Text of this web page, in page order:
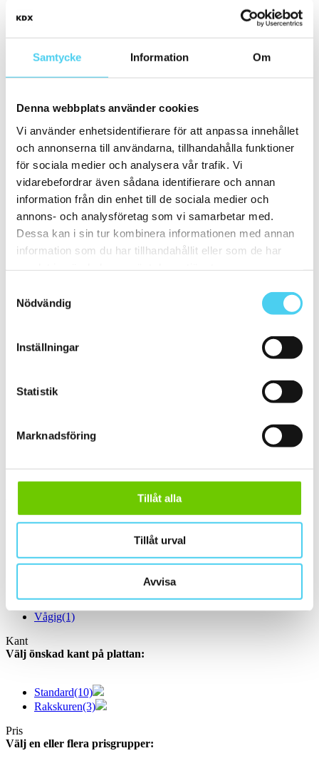
Samtycke Information Om
Denna webbplats använder cookies
Vi använder enhetsidentifierare för att anpassa innehållet
och annonserna till användarna, tillhandahålla funktioner
för sociala medier och analysera vår trafik. Vi
vidarebefordrar även sådana identifierare och annan
information från din enhet till de sociala medier och
annons- och analysföretag som vi samarbetar med.
Dessa kan i sin tur kombinera informationen med annan
information som du har tillhandahållit eller som de har
Nödvändig
Inställningar
Statistik
Marknadsföring
Tillåt alla
Tillåt urval
Avvisa
30x7.5 cm(2)
30x10 cm(8)
30x15 cm(3)
ca 30x30 cm(11)
ca 30x60 cm(16)
30x60 cm(16)
33.3x55 cm(1)
ca 40x (8)
40x10 cm(2)
40x25 cm(5)
ca 45x(1)
45x15 cm(1)
50x25 cm(3)
Stora (60 - 120 cm)
ca 60x
60x60 cm(1)
Välj önskad yta:
Matt(11)
Polerad(1)
Vågig(1)
Kant
Välj önskad kant på plattan:
Standard(10)
Rakskuren(3)
Pris
Välj en eller flera prisgrupper: